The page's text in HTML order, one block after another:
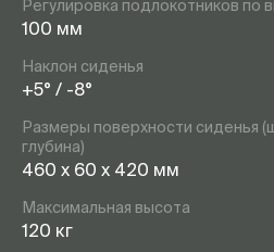
Регулировка подлокотников по
100 мм
Наклон сиденья
+5° / -8°
Размеры поверхности сиденья
глубина)
460 x 60 x 420 мм
Максимальная высота
120 кг